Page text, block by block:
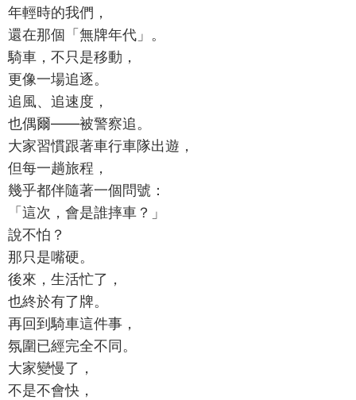
年輕時的我們，
還在那個「無牌年代」。
騎車，不只是移動，
更像一場追逐。
追風、追速度，
也偶爾——被警察追。
大家習慣跟著車行車隊出遊，
但每一趟旅程，
幾乎都伴隨著一個問號：
「這次，會是誰摔車？」
說不怕？
那只是嘴硬。
後來，生活忙了，
也終於有了牌。
再回到騎車這件事，
氛圍已經完全不同。
大家變慢了，
不是不會快，